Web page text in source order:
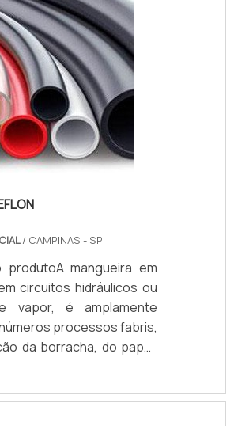
/ CAMPINAS - SP
produtoA mangueira em
circuitos hidráulicos ou
vapor, é amplamente
processos fabris,
da borracha, do papel,
diesel e produção
Ainda é empregada
telecomunicações,